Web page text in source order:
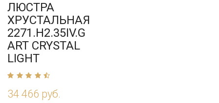
ЛЮСТРА
ХРУСТАЛЬНАЯ
2271.H2.35IV.G
ART CRYSTAL
LIGHT
34 466 руб.